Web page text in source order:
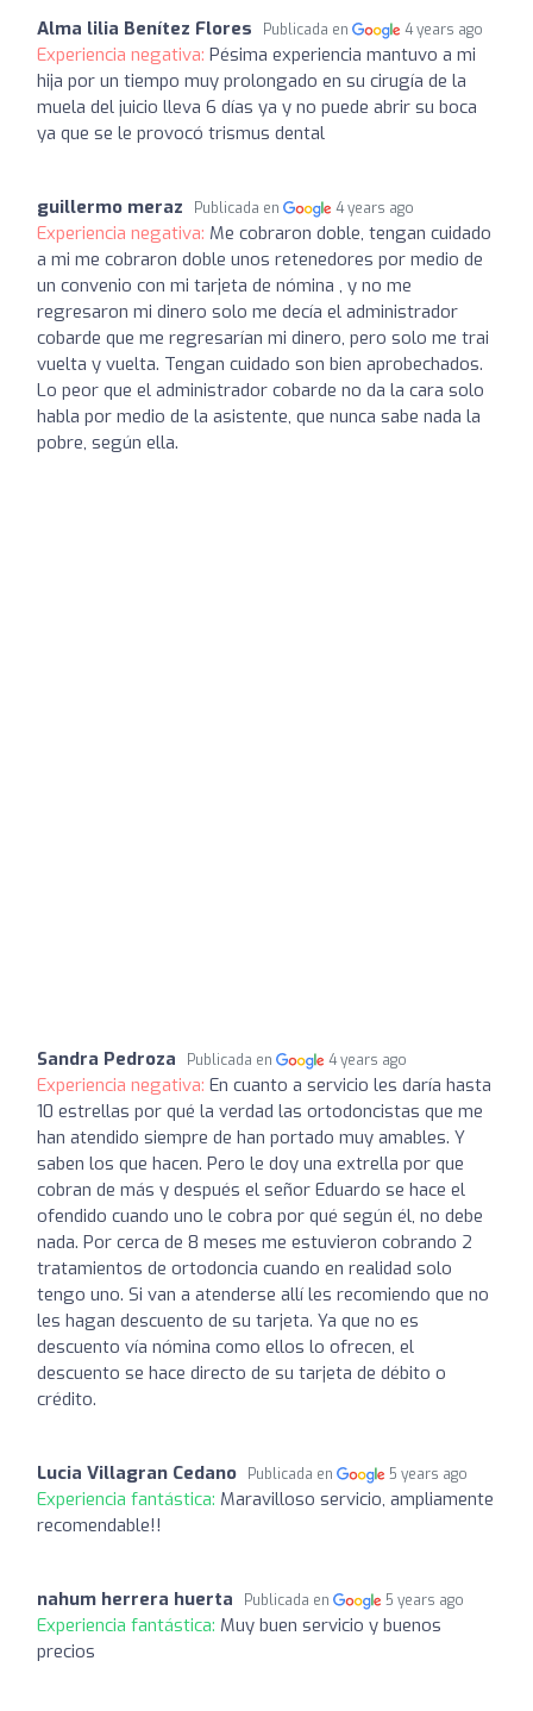
Alma lilia Benítez Flores Publicada en 4 years ago
Experiencia negativa: Pésima experiencia mantuvo a mi
hija por un tiempo muy prolongado en su cirugía de la
muela del juicio lleva 6 días ya y no puede abrir su boca
ya que se le provocó trismus dental
guillermo meraz Publicada en 4 years ago
Experiencia negativa: Me cobraron doble, tengan cuidado
a mi me cobraron doble unos retenedores por medio de
un convenio con mi tarjeta de nómina , y no me
regresaron mi dinero solo me decía el administrador
cobarde que me regresarían mi dinero, pero solo me trai
vuelta y vuelta. Tengan cuidado son bien aprobechados.
Lo peor que el administrador cobarde no da la cara solo
habla por medio de la asistente, que nunca sabe nada la
pobre, según ella.
Sandra Pedroza Publicada en 4 years ago
Experiencia negativa: En cuanto a servicio les daría hasta
10 estrellas por qué la verdad las ortodoncistas que me
han atendido siempre de han portado muy amables. Y
saben los que hacen. Pero le doy una extrella por que
cobran de más y después el señor Eduardo se hace el
ofendido cuando uno le cobra por qué según él, no debe
nada. Por cerca de 8 meses me estuvieron cobrando 2
tratamientos de ortodoncia cuando en realidad solo
tengo uno. Si van a atenderse allí les recomiendo que no
les hagan descuento de su tarjeta. Ya que no es
descuento vía nómina como ellos lo ofrecen, el
descuento se hace directo de su tarjeta de débito o
crédito.
Lucia Villagran Cedano Publicada en 5 years ago
Experiencia fantástica: Maravilloso servicio, ampliamente
recomendable!!
nahum herrera huerta Publicada en 5 years ago
Experiencia fantástica: Muy buen servicio y buenos
precios